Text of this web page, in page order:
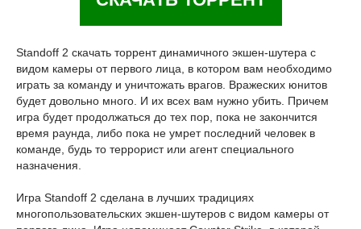
Standoff 2 скачать торрент динамичного экшен-шутера с
видом камеры от первого лица, в котором вам необходимо
играть за команду и уничтожать врагов. Вражеских юнитов
будет довольно много. И их всех вам нужно убить. Причем
игра будет продолжаться до тех пор, пока не закончится
время раунда, либо пока не умрет последний человек в
команде, будь то террорист или агент специального
назначения.
Игра Standoff 2 сделана в лучших традициях
многопользовательских экшен-шутеров с видом камеры от